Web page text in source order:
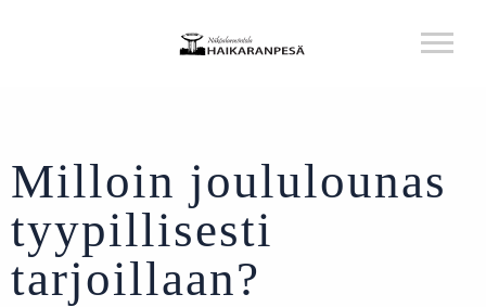
Milloin joululounas
tyypillisesti
tarjoillaan?